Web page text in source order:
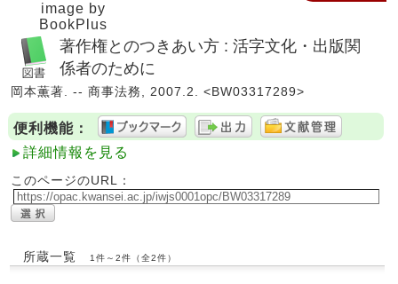
image by
BookPlus
著作権とのつきあい方 : 活字文化・出版関
係者のために
岡本薫著. -- 商事法務, 2007.2. <BW03317289>
便利機能：
詳細情報を見る
このページのURL：
所蔵一覧 1件～2件（全2件）